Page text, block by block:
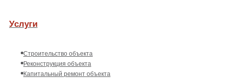
Услуги
Строительство объекта
Реконструкция объекта
Капитальный ремонт объекта